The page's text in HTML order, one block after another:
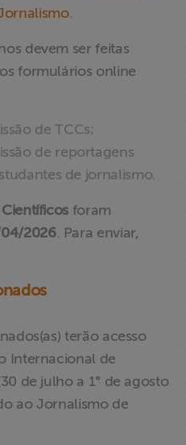
.
devem ser feitas
formulários online
de TCCs;
de reportagens
de jornalismo.
foram
2026. Para enviar,
terão acesso
Internacional de
de julho a 1° de agosto
ao Jornalismo de